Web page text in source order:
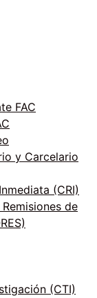
FAC
y Carcelario
(CRI)
de
(CTI)